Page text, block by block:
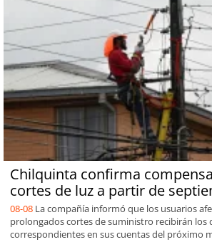
Chilquinta confirma
cortes de luz a partir de
08-08 La compañía informó que los usuarios
prolongados cortes de suministro recibirán los
correspondientes en sus cuentas del próximo